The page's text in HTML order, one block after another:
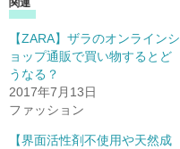
関連
【ZARA】ザラのオンラインシ
ョップ通販で買い物するとど
うなる？
2017年7月13日
ファッション
【界面活性剤不使用や天然成